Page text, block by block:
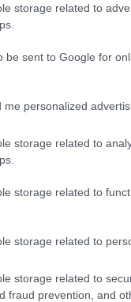
storage related to
be sent to Google for
personalized
storage related to
storage related to
storage related to
storage related to
fraud prevention, and
felében lezajlott
is, továbbá az
és a
jelent meg. Zilahy
a nyarat". Eddig
hogy a nyelvek